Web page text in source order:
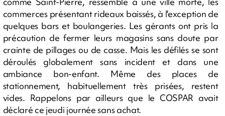
commerces présentant rideaux baissés, à l'exception de
quelques bars et boulangeries. Les gérants ont pris la
précaution de fermer leurs magasins sans doute par
crainte de pillages ou de casse. Mais les défilés se sont
déroulés globalement sans incident et dans une
ambiance bon-enfant. Même des places de
stationnement, habituellement très prisées, restent
vides. Rappelons par ailleurs que le COSPAR avait
déclaré ce jeudi journée sans achat.